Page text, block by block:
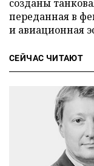
созданы
переданная в
и авиационная
СЕЙЧАС ЧИТАЮТ